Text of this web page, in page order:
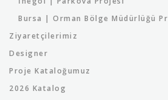
Bursa | Orman Bölge Müdürlüğü
Ziyaretçilerimiz
Designer
Proje Kataloğumuz
2026 Katalog